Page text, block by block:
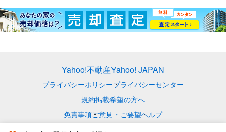
Yahoo!不動産Yahoo! JAPAN
プライバシーポリシープライバシーセンター
規約掲載希望の方へ
免責事項ご意見・ご要望ヘルプ
© LY Corporation